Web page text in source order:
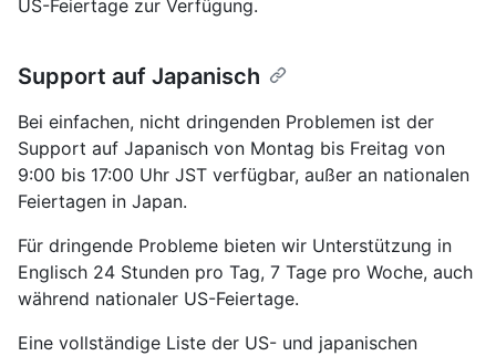
US-Feiertage zur Verfügung.
Support auf Japanisch
Bei einfachen, nicht dringenden Problemen ist der
Support auf Japanisch von Montag bis Freitag von
9:00 bis 17:00 Uhr JST verfügbar, außer an nationalen
Feiertagen in Japan.
Für dringende Probleme bieten wir Unterstützung in
Englisch 24 Stunden pro Tag, 7 Tage pro Woche, auch
während nationaler US-Feiertage.
Eine vollständige Liste der US- und japanischen